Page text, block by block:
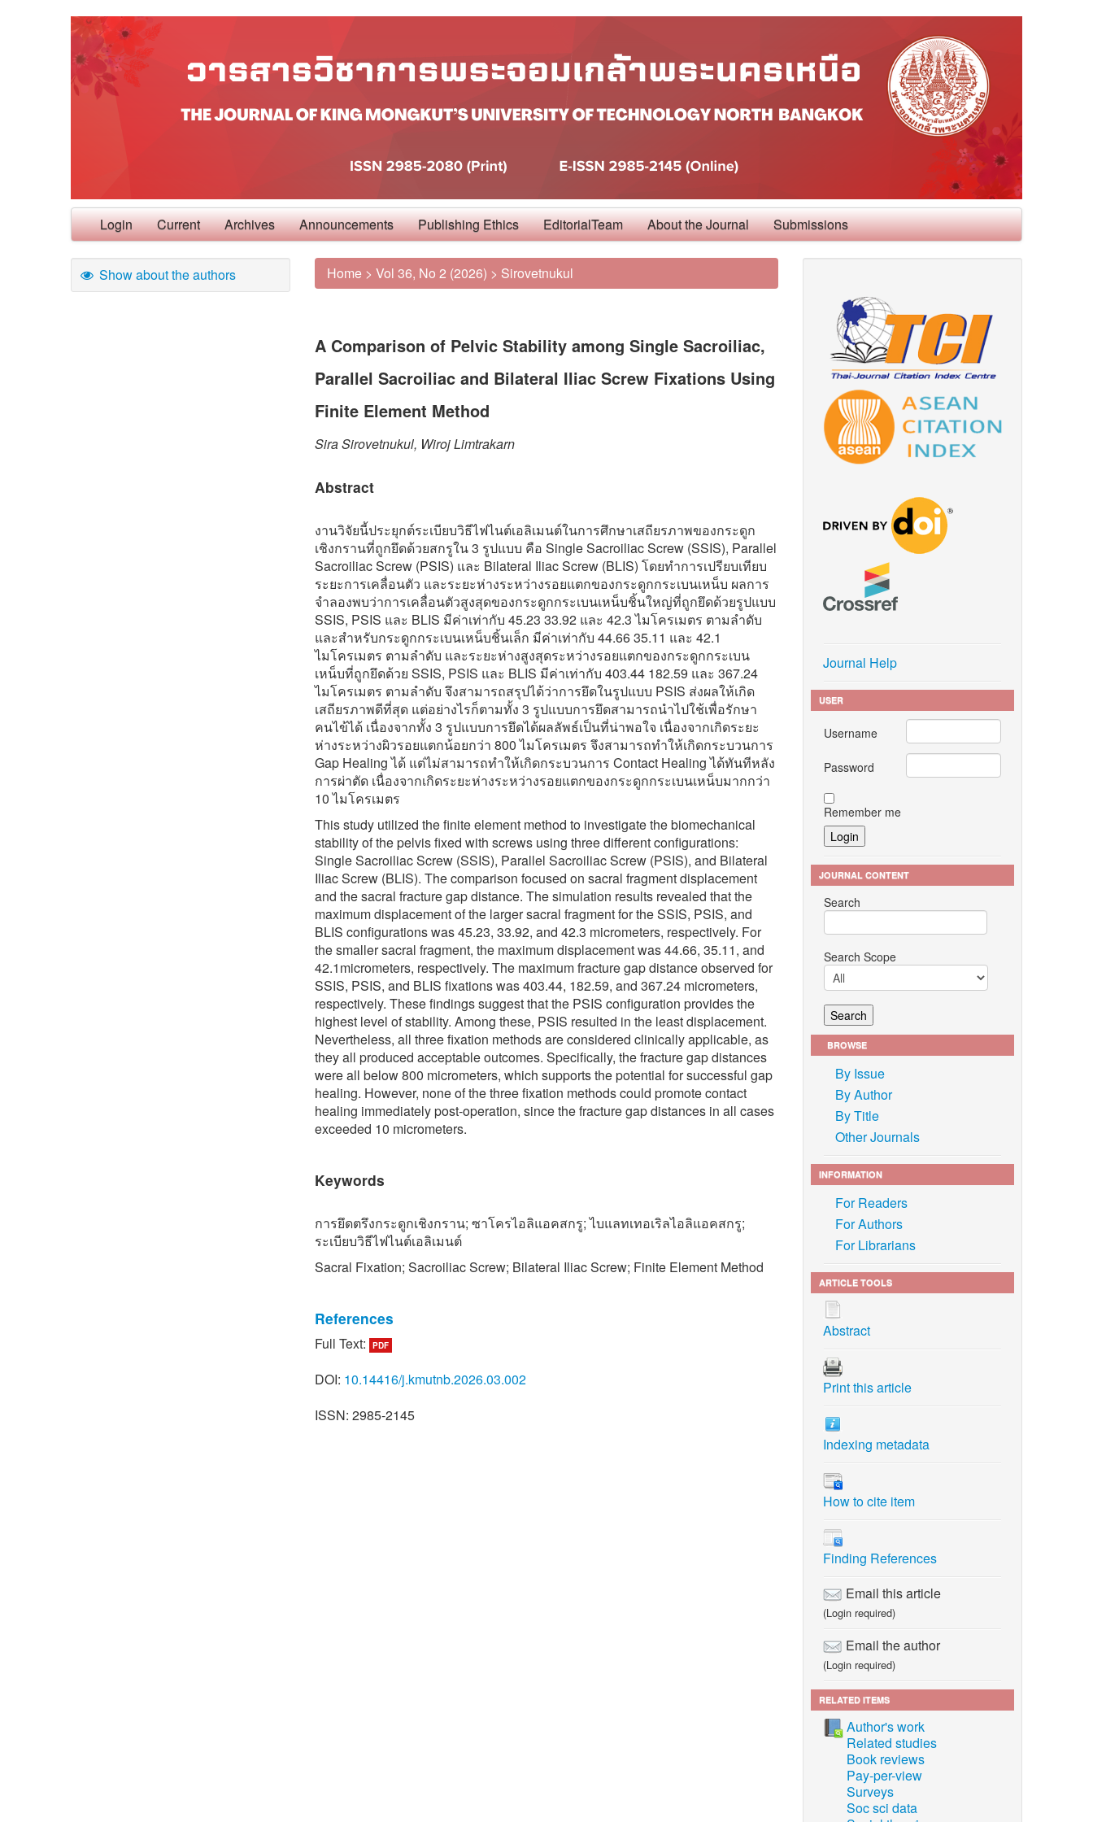
Login Current Archives Announcements Publishing Ethics EditorialTeam About the Journal Submissions
Show about the authors Home > Vol 36, No 2 (2026) > Sirovetnukul
A Comparison of Pelvic Stability among Single Sacroiliac,
Parallel Sacroiliac and Bilateral Iliac Screw Fixations Using
Finite Element Method
Sira Sirovetnukul, Wiroj Limtrakarn
Abstract
งานวิจัยนี้ประยุกต์ระเบียบวิธีไฟไนต์เอลิเมนต์ในการศึกษาเสถียรภาพของกระดูก
เชิงกรานที่ถูกยึดด้วยสกรูใน 3 รูปแบบ คือ Single Sacroiliac Screw (SSIS), Parallel
Sacroiliac Screw (PSIS) และ Bilateral Iliac Screw (BLIS) โดยทำการเปรียบเทียบ
ระยะการเคลื่อนตัว และระยะห่างระหว่างรอยแตกของกระดูกกระเบนเหน็บ ผลการ
จำลองพบว่าการเคลื่อนตัวสูงสุดของกระดูกกระเบนเหน็บชิ้นใหญ่ที่ถูกยึดด้วยรูปแบบ
SSIS, PSIS และ BLIS มีค่าเท่ากับ 45.23 33.92 และ 42.3 ไมโครเมตร ตามลำดับ
และสำหรับกระดูกกระเบนเหน็บชิ้นเล็ก มีค่าเท่ากับ 44.66 35.11 และ 42.1
ไมโครเมตร ตามลำดับ และระยะห่างสูงสุดระหว่างรอยแตกของกระดูกกระเบน
เหน็บที่ถูกยึดด้วย SSIS, PSIS และ BLIS มีค่าเท่ากับ 403.44 182.59 และ 367.24
ไมโครเมตร ตามลำดับ จึงสามารถสรุปได้ว่าการยึดในรูปแบบ PSIS ส่งผลให้เกิด
เสถียรภาพดีที่สุด แต่อย่างไรก็ตามทั้ง 3 รูปแบบการยึดสามารถนำไปใช้เพื่อรักษา
คนไข้ได้ เนื่องจากทั้ง 3 รูปแบบการยึดได้ผลลัพธ์เป็นที่น่าพอใจ เนื่องจากเกิดระยะ
ห่างระหว่างผิวรอยแตกน้อยกว่า 800 ไมโครเมตร จึงสามารถทำให้เกิดกระบวนการ
Gap Healing ได้ แต่ไม่สามารถทำให้เกิดกระบวนการ Contact Healing ได้ทันทีหลัง
การผ่าตัด เนื่องจากเกิดระยะห่างระหว่างรอยแตกของกระดูกกระเบนเหน็บมากกว่า
10 ไมโครเมตร
This study utilized the finite element method to investigate the biomechanical
stability of the pelvis fixed with screws using three different configurations:
Single Sacroiliac Screw (SSIS), Parallel Sacroiliac Screw (PSIS), and Bilateral
Iliac Screw (BLIS). The comparison focused on sacral fragment displacement
and the sacral fracture gap distance. The simulation results revealed that the
maximum displacement of the larger sacral fragment for the SSIS, PSIS, and
BLIS configurations was 45.23, 33.92, and 42.3 micrometers, respectively. For
the smaller sacral fragment, the maximum displacement was 44.66, 35.11, and
42.1micrometers, respectively. The maximum fracture gap distance observed for
SSIS, PSIS, and BLIS fixations was 403.44, 182.59, and 367.24 micrometers,
respectively. These findings suggest that the PSIS configuration provides the
highest level of stability. Among these, PSIS resulted in the least displacement.
Nevertheless, all three fixation methods are considered clinically applicable, as
they all produced acceptable outcomes. Specifically, the fracture gap distances
were all below 800 micrometers, which supports the potential for successful gap
healing. However, none of the three fixation methods could promote contact
healing immediately post-operation, since the fracture gap distances in all cases
exceeded 10 micrometers.
Keywords
การยึดตรึงกระดูกเชิงกราน; ซาโครไอลิแอคสกรู; ไบแลทเทอเริลไอลิแอคสกรู;
ระเบียบวิธีไฟไนต์เอลิเมนต์
Sacral Fixation; Sacroiliac Screw; Bilateral Iliac Screw; Finite Element Method
References
[1] K. Phongdara, W. Nakbua, and U. Pama, “Results of waiting time for hip
Clinical Research, vol. 38, pp. 13–25, 2023 (in Thai), doi: 10.1016/hscr.
Full Text: PDF
DOI: 10.14416/j.kmutnb.2026.03.002
ISSN: 2985-2145
Journal Help
USER
Username
Password
Remember me
JOURNAL CONTENT
Search
Search Scope
BROWSE
By Issue
By Author
By Title
Other Journals
INFORMATION
For Readers
For Authors
For Librarians
ARTICLE TOOLS
Abstract
Print this article
Indexing metadata
How to cite item
Finding References
Email this article
(Login required)
Email the author
(Login required)
RELATED ITEMS
Author's work
Related studies
Book reviews
Pay-per-view
Surveys
Soc sci data